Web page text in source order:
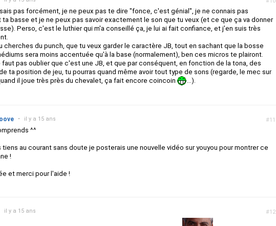
pas forcément, je ne peux pas te dire "fonce, c'est génial", je ne connais pas
basse et je ne peux pas savoir exactement le son que tu veux (et ce que ça va donner
Perso, c'est le luthier qui m'a conseillé ça, je lui ai fait confiance, et j'en suis très
cherches du punch, que tu veux garder le caractère JB, tout en sachant que la bosse
sera moins accentuée qu'à la base (normalement), ben ces micros te plairont.
faut pas oublier que c'est une JB, et que par conséquent, en fonction de la tona, des
ta position de jeu, tu pourras quand même avoir tout type de sons (regarde, le mec sur
il joue très près du chevalet, ça fait encore coincoin
...).
#11
• il y a 15 ans
^^
tiens au courant sans doute je posterais une nouvelle vidéo sur youyou pour montrer ce
!
et merci pour l'aide !
#12
il y a 15 ans